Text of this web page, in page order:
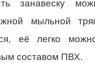
занавеску
мыльной
её легко
составом ПВХ.